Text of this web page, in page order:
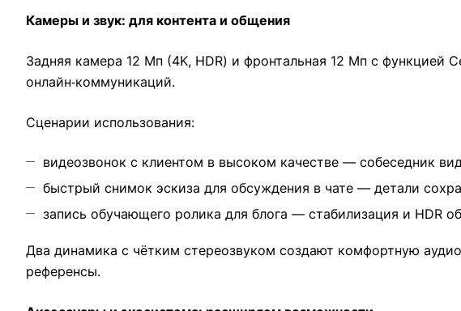
Камеры и звук: для контента и общения
Задняя камера 12 Мп (4K, HDR) и фронтальная 12 Мп с функцией
онлайн‑коммуникаций.
Сценарии использования:
видеозвонок с клиентом в высоком качестве — собеседник
быстрый снимок эскиза для обсуждения в чате — детали
запись обучающего ролика для блога — стабилизация и HDR
Два динамика с чётким стереозвуком создают комфортную
референсы.